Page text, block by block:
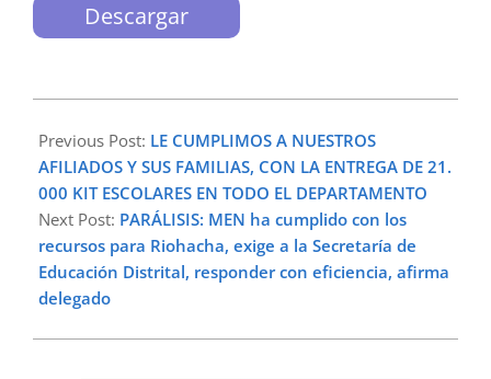
Descargar
05-
14
Previous Post: LE CUMPLIMOS A NUESTROS
AFILIADOS Y SUS FAMILIAS, CON LA ENTREGA DE 21.
000 KIT ESCOLARES EN TODO EL DEPARTAMENTO
Next Post: PARÁLISIS: MEN ha cumplido con los
recursos para Riohacha, exige a la Secretaría de
Educación Distrital, responder con eficiencia, afirma
delegado